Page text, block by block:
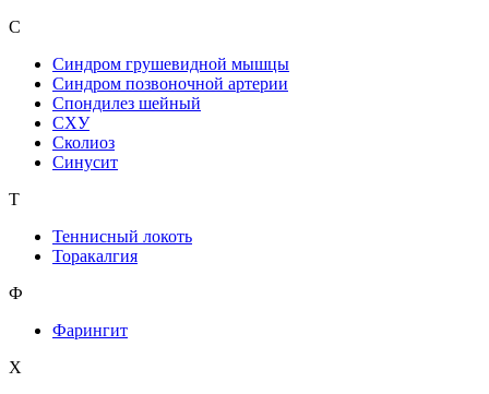
С
Синдром грушевидной мышцы
Синдром позвоночной артерии
Спондилез шейный
СХУ
Сколиоз
Синусит
Т
Теннисный локоть
Торакалгия
Ф
Фарингит
X